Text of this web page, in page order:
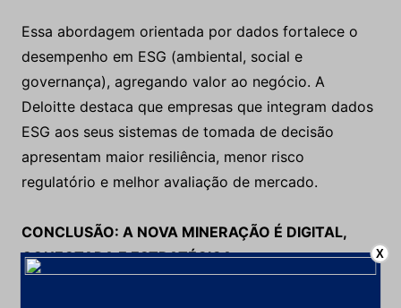
Essa abordagem orientada por dados fortalece o
desempenho em ESG (ambiental, social e
governança), agregando valor ao negócio. A
Deloitte destaca que empresas que integram dados
ESG aos seus sistemas de tomada de decisão
apresentam maior resiliência, menor risco
regulatório e melhor avaliação de mercado.
CONCLUSÃO: A NOVA MINERAÇÃO É DIGITAL,
CONECTADA E ESTRATÉGICA
X